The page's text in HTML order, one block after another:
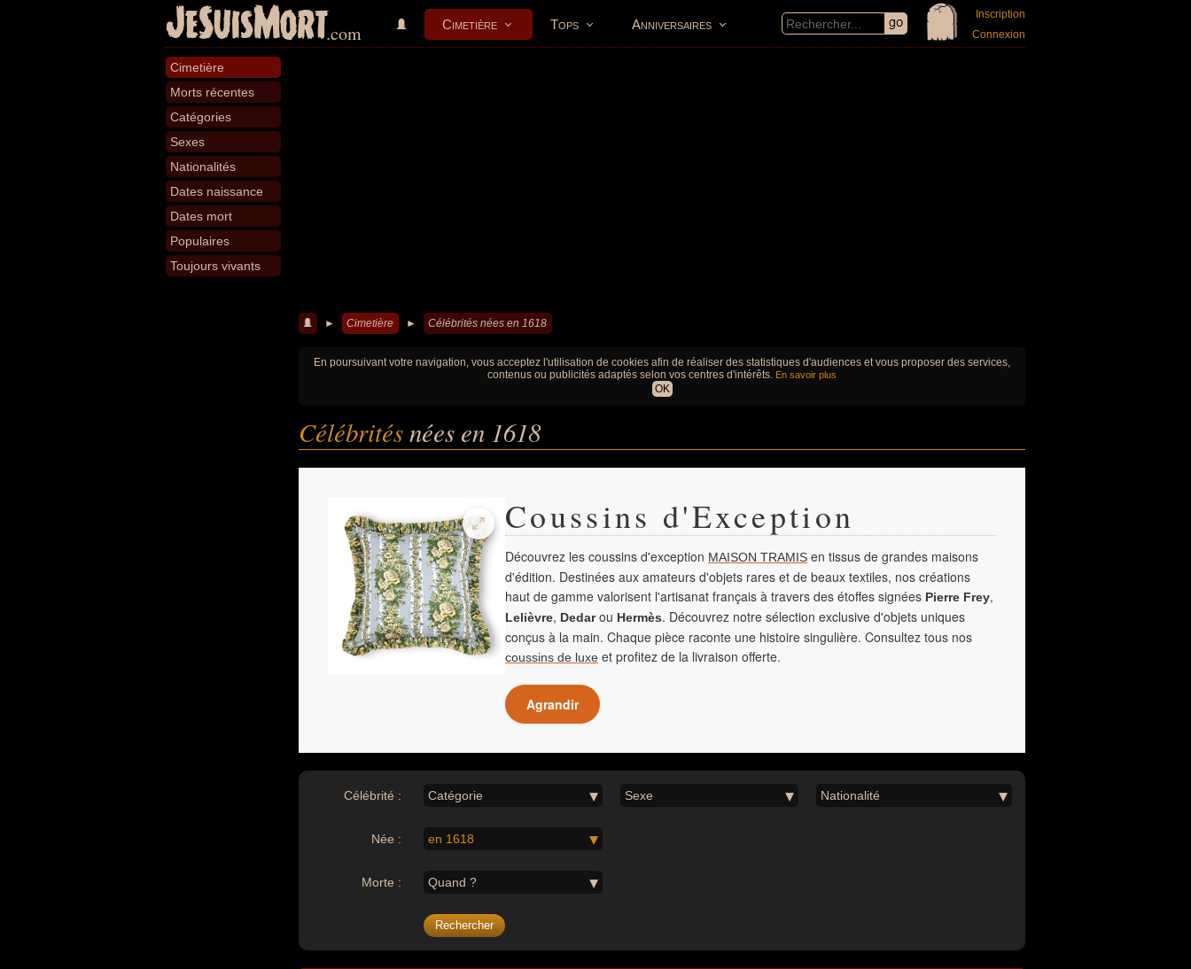
JeSuisMort.com Cimetière Tops Anniversaires
Inscription
Connexion
Cimetière
Morts récentes
Catégories
Sexes
Nationalités
Dates naissance
Dates mort
Populaires
Toujours vivants
► Cimetière ► Célébrités nées en 1618
En poursuivant votre navigation, vous acceptez l'utilisation de cookies afin de réaliser des statistiques d'audiences et vous proposer des services,
contenus ou publicités adaptés selon vos centres d'intérêts. En savoir plus
OK
Célébritésnées en 1618
Coussins d'Exception
Découvrez les coussins d'exception MAISON TRAMIS en tissus de grandes maisons
d'édition. Destinées aux amateurs d'objets rares et de beaux textiles, nos créations
haut de gamme valorisent l'artisanat français à travers des étoffes signées Pierre Frey,
Lelièvre, Dedarou Hermès. Découvrez notre sélection exclusive d'objets uniques
conçus à la main. Chaque pièce raconte une histoire singulière. Consultez tous nos
coussins de luxe et profitez de la livraison offerte.
Agrandir
Célébrité : Catégorie Sexe Nationalité
Née : en 1618
Morte : Quand ?